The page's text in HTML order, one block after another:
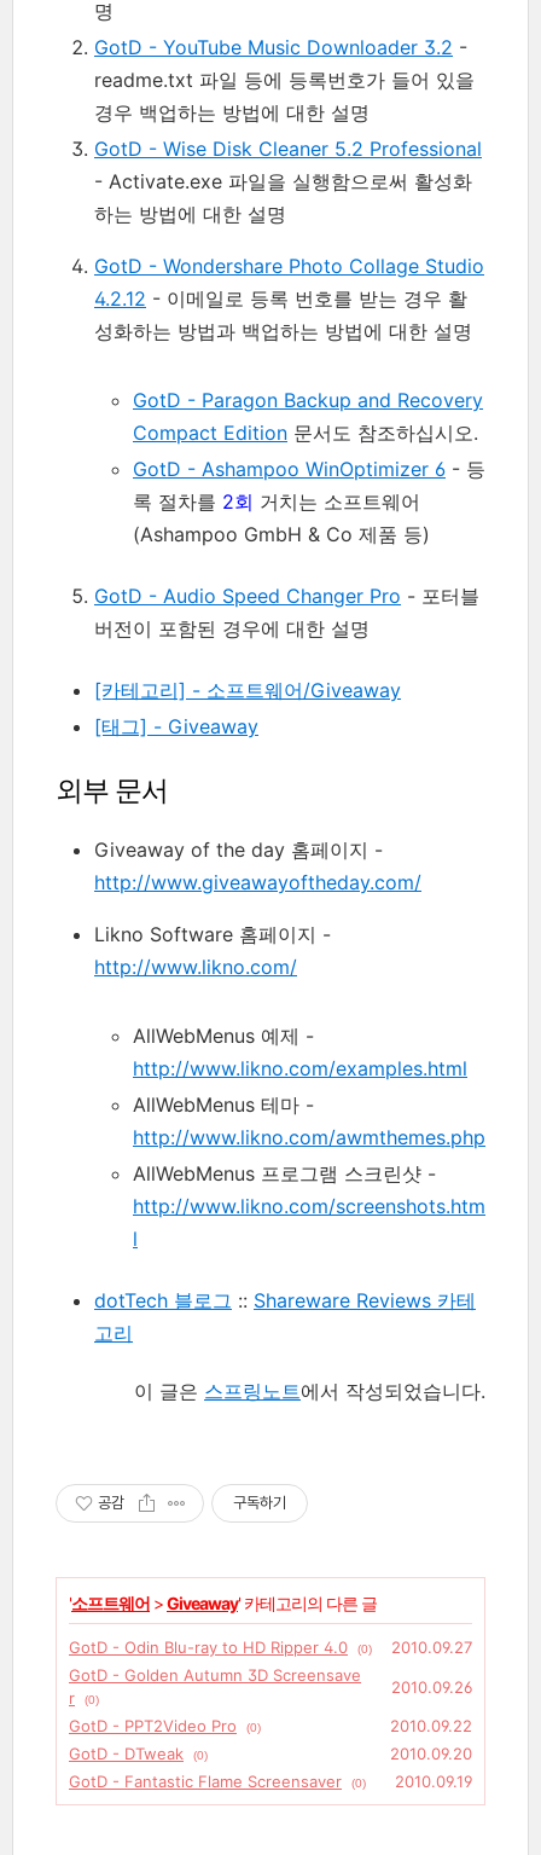
명
GotD - YouTube Music Downloader 3.2 -
readme.txt 파일 등에 등록번호가 들어 있을
경우 백업하는 방법에 대한 설명
GotD - Wise Disk Cleaner 5.2 Professional
- Activate.exe 파일을 실행함으로써 활성화
하는 방법에 대한 설명
GotD - Wondershare Photo Collage Studio
4.2.12 - 이메일로 등록 번호를 받는 경우 활
성화하는 방법과 백업하는 방법에 대한 설명
GotD - Paragon Backup and Recovery
Compact Edition 문서도 참조하십시오.
GotD - Ashampoo WinOptimizer 6 - 등
록 절차를 2회 거치는 소프트웨어
(Ashampoo GmbH & Co 제품 등)
GotD - Audio Speed Changer Pro - 포터블
버전이 포함된 경우에 대한 설명
[카테고리] - 소프트웨어/Giveaway
[태그] - Giveaway
외부 문서
Giveaway of the day 홈페이지 -
http://www.giveawayoftheday.com/
Likno Software 홈페이지 -
http://www.likno.com/
AllWebMenus 예제 -
http://www.likno.com/examples.html
AllWebMenus 테마 -
http://www.likno.com/awmthemes.php
AllWebMenus 프로그램 스크린샷 -
http://www.likno.com/screenshots.htm
l
dotTech 블로그 :: Shareware Reviews 카테
고리
이 글은 스프링노트에서 작성되었습니다.
공감 구독하기
'소프트웨어 >Giveaway' 카테고리의 다른 글
GotD - Odin Blu-ray to HD Ripper 4.0 (0)
2010.09.27
GotD - Golden Autumn 3D Screensave
r
(0)
2010.09.26
GotD - PPT2Video Pro
(0)
2010.09.22
GotD - DTweak
(0)
2010.09.20
GotD - Fantastic Flame Screensaver
(0) 2010.09.19